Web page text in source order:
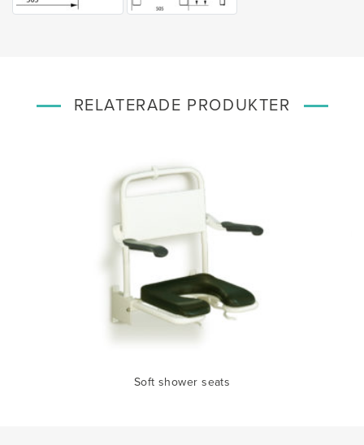
RELATERADE PRODUKTER
Soft shower seats